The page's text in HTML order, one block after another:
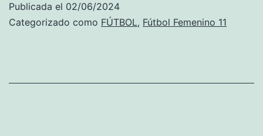
Publicada el 02/06/2024
Categorizado como FÚTBOL, Fútbol Femenino 11